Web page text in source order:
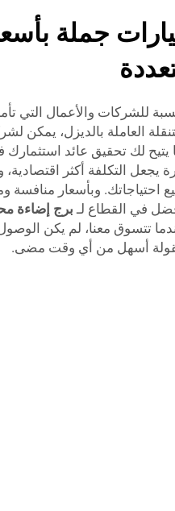
جملة
للشركات والأعمال التي
يتيح لك تحقيق عائد
يجعل التكلفة أكثر
في القطاع لـ برج إضاءة
تتسوق معنا، لم يكن
أسهل من أي وقت مضى.